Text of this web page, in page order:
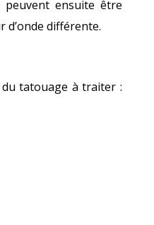
peuvent ensuite être
d’onde différente.
tatouage à traiter :